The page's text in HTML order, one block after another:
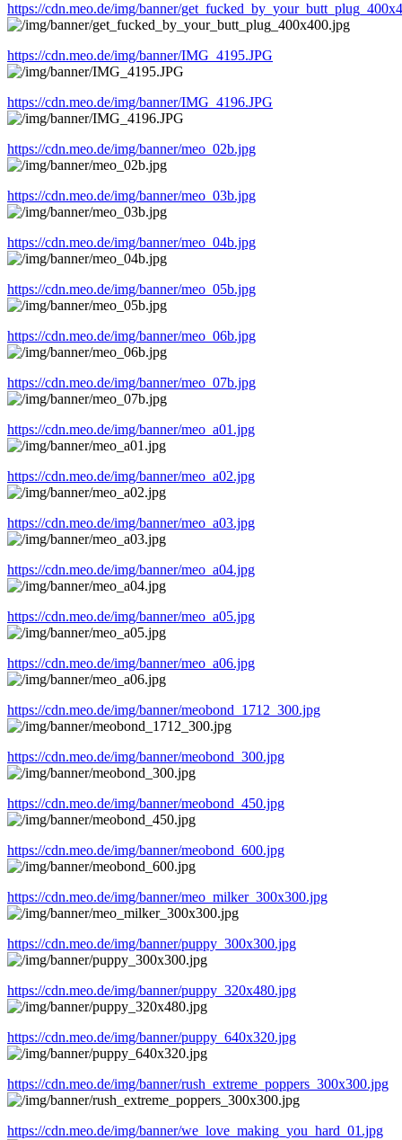
https://cdn.meo.de/img/banner/
https://cdn.meo.de/img/banner/IMG_4195.JPG
https://cdn.meo.de/img/banner/IMG_4196.JPG
https://cdn.meo.de/img/banner/meo_02b.jpg
https://cdn.meo.de/img/banner/meo_03b.jpg
https://cdn.meo.de/img/banner/meo_04b.jpg
https://cdn.meo.de/img/banner/meo_05b.jpg
https://cdn.meo.de/img/banner/meo_06b.jpg
https://cdn.meo.de/img/banner/meo_07b.jpg
https://cdn.meo.de/img/banner/meo_a01.jpg
https://cdn.meo.de/img/banner/meo_a02.jpg
https://cdn.meo.de/img/banner/meo_a03.jpg
https://cdn.meo.de/img/banner/meo_a04.jpg
https://cdn.meo.de/img/banner/meo_a05.jpg
https://cdn.meo.de/img/banner/meo_a06.jpg
https://cdn.meo.de/img/banner/meobond_1712_300.jpg
https://cdn.meo.de/img/banner/meobond_300.jpg
https://cdn.meo.de/img/banner/meobond_450.jpg
https://cdn.meo.de/img/banner/meobond_600.jpg
https://cdn.meo.de/img/banner/meo_milker_300x300.jpg
https://cdn.meo.de/img/banner/puppy_300x300.jpg
https://cdn.meo.de/img/banner/puppy_320x480.jpg
https://cdn.meo.de/img/banner/puppy_640x320.jpg
https://cdn.meo.de/img/banner/rush_extreme_poppers_300x300.jpg
https://cdn.meo.de/img/banner/we_love_making_you_hard_01.jpg